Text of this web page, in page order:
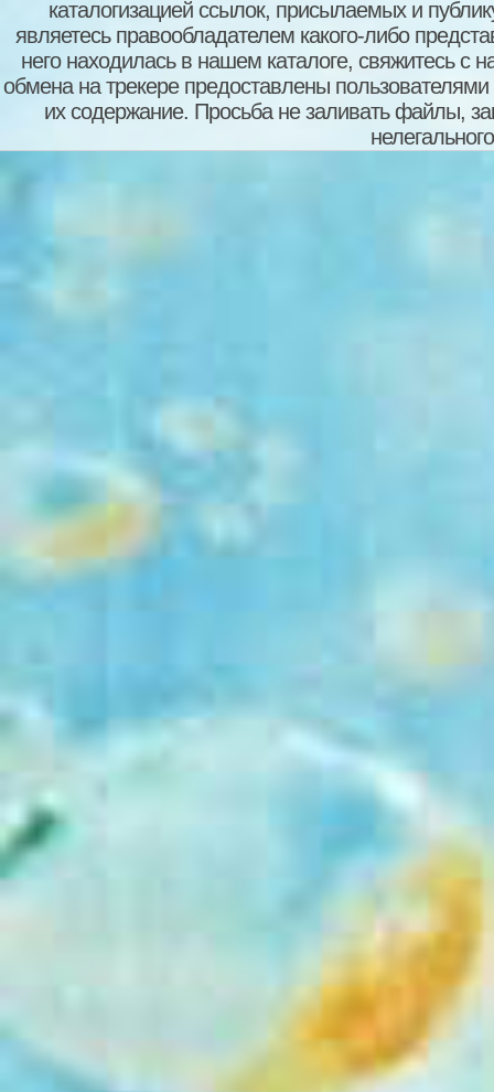
каталогизацией ссылок, присылаемых и
являетесь правообладателем какого-либо
него находилась в нашем каталоге, свяжитесь
обмена на трекере предоставлены пользователями
их содержание. Просьба не заливать файлы,